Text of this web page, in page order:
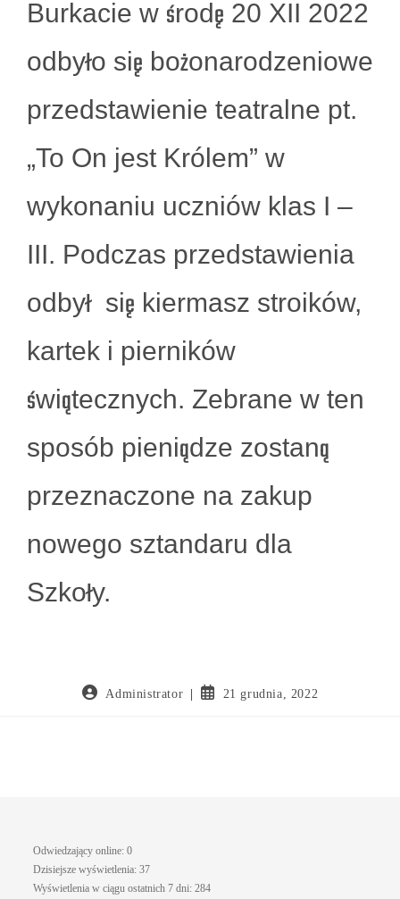
Burkacie w środę 20 XII 2022
odbyło się bożonarodzeniowe
przedstawienie teatralne pt.
„To On jest Królem” w
wykonaniu uczniów klas I –
III. Podczas przedstawienia
odbył się kiermasz stroików,
kartek i pierników
świątecznych. Zebrane w ten
sposób pieniądze zostaną
przeznaczone na zakup
nowego sztandaru dla
Szkoły.
Administrator 21 grudnia, 2022
Odwiedzający online:0
Dzisiejsze wyświetlenia:37
Wyświetlenia w ciągu ostatnich 7 dni:284